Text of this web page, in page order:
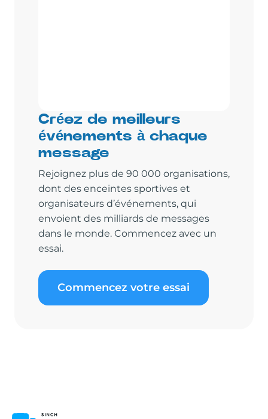
Créez de meilleurs
événements à chaque
message
Rejoignez plus de 90 000 organisations,
dont des enceintes sportives et
organisateurs d’événements, qui
envoient des milliards de messages
dans le monde. Commencez avec un
essai.
Commencez votre essai